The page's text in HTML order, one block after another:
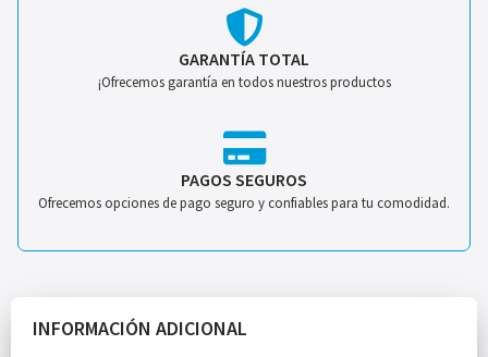
GARANTÍA TOTAL
¡Ofrecemos garantía en todos nuestros productos
PAGOS SEGUROS
Ofrecemos opciones de pago seguro y confiables para tu comodidad.
INFORMACIÓN ADICIONAL